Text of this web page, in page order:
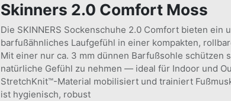
Skinners 2.0 Comfort Moss
Die SKINNERS Sockenschuhe 2.0 Comfort bieten ein
barfußähnliches Laufgefühl in einer kompakten,
Mit einer nur ca. 3 mm dünnen Barfußsohle schützen
natürliche Gefühl zu nehmen — ideal für Indoor und
StretchKnit™-Material mobilisiert und trainiert
ist hygienisch, robust